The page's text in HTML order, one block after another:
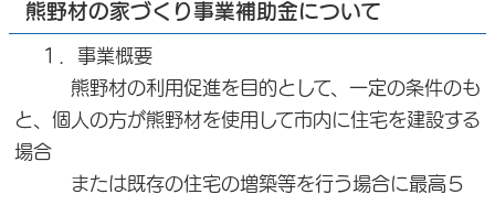
熊野材の家づくり事業補助金について
１．事業概要
熊野材の利用促進を目的として、一定の条件のも
と、個人の方が熊野材を使用して市内に住宅を建設する
場合
または既存の住宅の増築等を行う場合に最高５